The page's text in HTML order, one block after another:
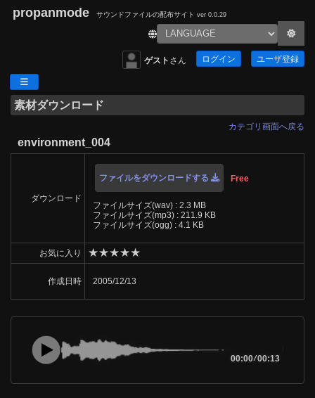
propanmode サウンドファイルの配布サイト ver 0.0.29
ゲスト さん ログイン ユーザ登録
素材ダウンロード
カテゴリ画面へ戻る
environment_004
ダウンロード
ファイルをダウンロードする Free
ファイルサイズ(wav) : 2.3 MB
ファイルサイズ(mp3) : 211.9 KB
ファイルサイズ(ogg) : 4.1 KB
お気に入り ★★★★★
作成日時 2005/12/13
00:00/00:13